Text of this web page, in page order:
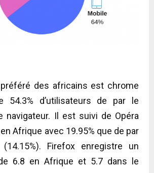
des africains est chrome
54.3% d’utilisateurs de par le
navigateur. Il est suivi de Opéra
Afrique avec 19.95% que de par
Firefox enregistre un
6.8 en Afrique et 5.7 dans le